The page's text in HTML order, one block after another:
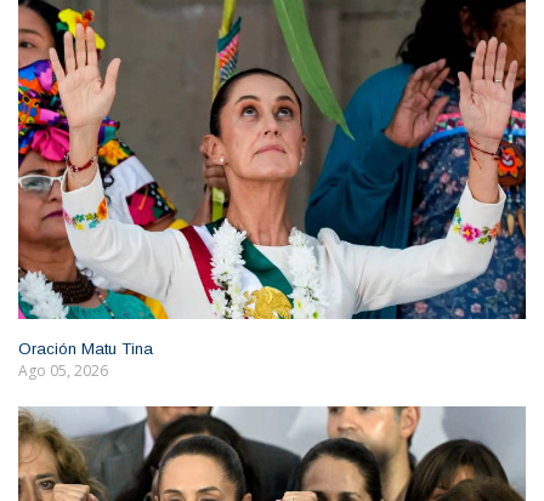
Oración Matu Tina
Ago 05, 2026